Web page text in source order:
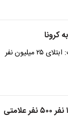
معاون وزیر بهداشت، درمان و آموزش پزشکی گفت: ابتلای ۲۵ میلیون نفر
آمار جدید از ابتلای ایرانیان به کرونا؛ از هر ۱۰۰۰ نفر ۵۰۰ نفر علامتی